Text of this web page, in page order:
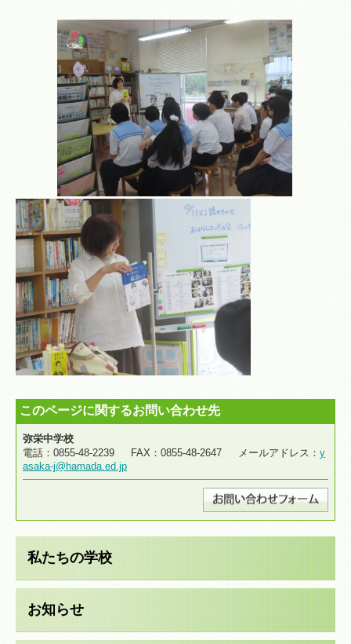
このページに関するお問い合わせ先
弥栄中学校
電話：0855-48-2239 FAX：0855-48-2647 メールアドレス： y
asaka-j@hamada.ed.jp
私たちの学校
お知らせ